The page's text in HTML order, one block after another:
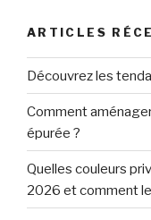
ARTICLES
Découvrez les
Comment
épurée ?
Quelles couleurs
2026 et comment